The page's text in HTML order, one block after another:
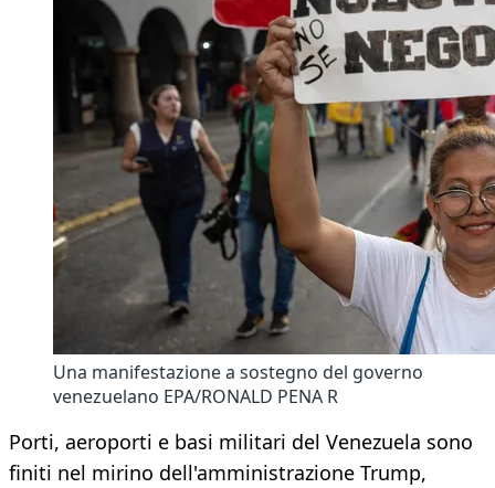
Una manifestazione a sostegno del governo
venezuelano EPA/RONALD PENA R
Porti, aeroporti e basi militari del Venezuela sono
finiti nel mirino dell'amministrazione Trump,